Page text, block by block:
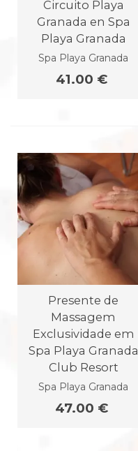
Circuito Playa
Granada en Spa
Playa Granada
Spa Playa Granada
41.00 €
Presente de
Massagem
Exclusividade em
Spa Playa Granada
Club Resort
Spa Playa Granada
47.00 €